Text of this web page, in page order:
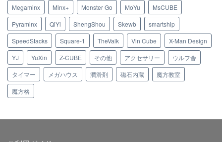
Megaminx
Minx+ Monster Go MoYu
MsCUBE
Pyraminx
QiYi ShengShou Skewb
smartship
SpeedStacks
Square-1 TheValk Vin Cube
X-Man Design
YJ
YuXin Z-CUBE その他 アクセサリー
ウルフ舎
タイマー
メガハウス 潤滑剤 磁石内蔵
魔方教室
魔方格